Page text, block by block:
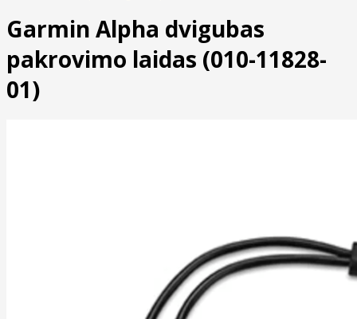
Garmin Alpha dvigubas
pakrovimo laidas (010-11828-
01)